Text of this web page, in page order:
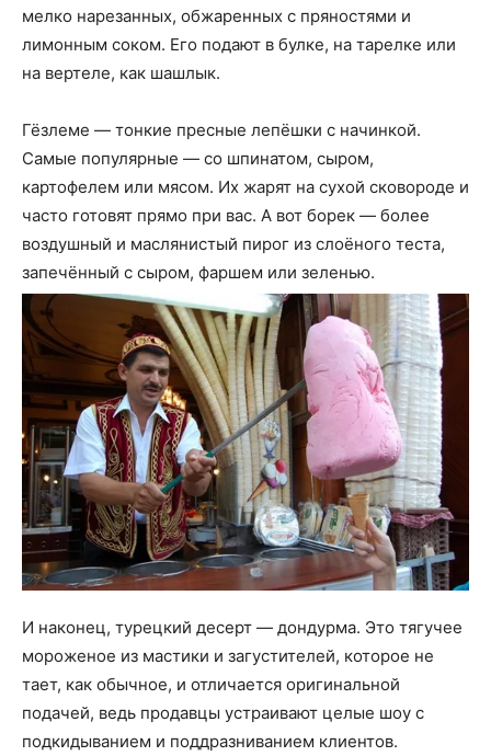
мелко нарезанных, обжаренных с пряностями и
лимонным соком. Его подают в булке, на тарелке или
на вертеле, как шашлык.
Гёзлеме — тонкие пресные лепёшки с начинкой.
Самые популярные — со шпинатом, сыром,
картофелем или мясом. Их жарят на сухой сковороде и
часто готовят прямо при вас. А вот борек — более
воздушный и маслянистый пирог из слоёного теста,
запечённый с сыром, фаршем или зеленью.
И наконец, турецкий десерт — дондурма. Это тягучее
мороженое из мастики и загустителей, которое не
тает, как обычное, и отличается оригинальной
подачей, ведь продавцы устраивают целые шоу с
подкидыванием и поддразниванием клиентов.